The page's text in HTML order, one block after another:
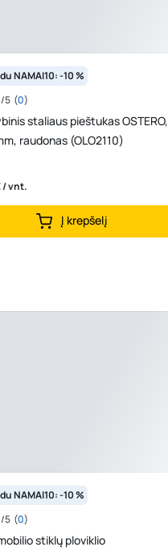
NAMAI10: -10 %
5 (0)
staliaus pieštukas OSTERO,
raudonas (OLO2110)
/ vnt.
Į krepšelį
NAMAI10: -10 %
5 (0)
stiklų ploviklio